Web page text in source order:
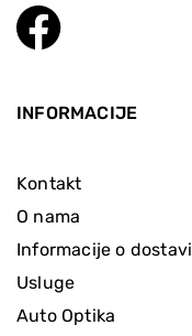
INFORMACIJE
Kontakt
O nama
Informacije o dostavi
Usluge
Auto Optika